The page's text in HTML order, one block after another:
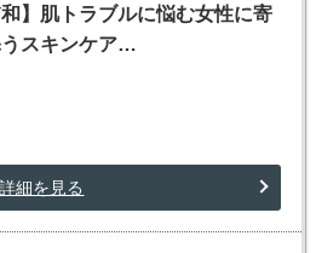
和】肌トラブルに悩む女性に寄
うスキンケア…
詳細を見る